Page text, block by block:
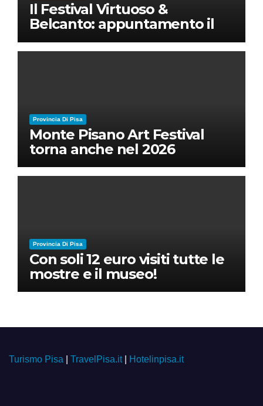
Il Festival Virtuoso &
Belcanto: appuntamento il
28 luglio a Palazzo Blu con
Ruben Micieli
Provincia Di Pisa
Monte Pisano Art Festival
torna anche nel 2026
Provincia Di Pisa
Con soli 12 euro visiti tutte le
mostre e il museo!
Turismo Pisa TravelPisa.it| Hotelinpisa.it